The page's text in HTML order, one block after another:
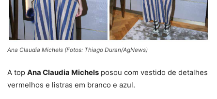
Ana Claudia Michels (Fotos: Thiago Duran/AgNews)
A top Ana Claudia Michels posou com vestido de detalhes
vermelhos e listras em branco e azul.